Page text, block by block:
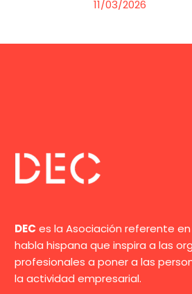
11/03/2026
DEC es la Asociación referente
habla hispana que inspira a las
profesionales a poner a las
la actividad empresarial.